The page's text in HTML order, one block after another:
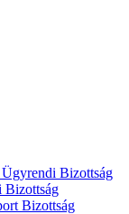
Bizottság
Bizottság
Bizottság